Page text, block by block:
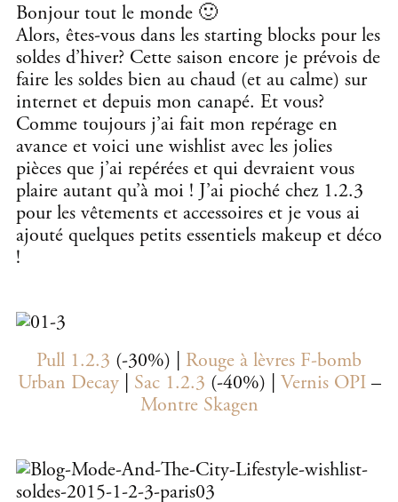
Bonjour tout le monde 🙂
Alors, êtes-vous dans les starting blocks pour les
soldes d’hiver? Cette saison encore je prévois de
faire les soldes bien au chaud (et au calme) sur
internet et depuis mon canapé. Et vous?
Comme toujours j’ai fait mon repérage en
avance et voici une wishlist avec les jolies
pièces que j’ai repérées et qui devraient vous
plaire autant qu’à moi ! J’ai pioché chez 1.2.3
pour les vêtements et accessoires et je vous ai
ajouté quelques petits essentiels makeup et déco
!
Pull 1.2.3 (-30%) | Rouge à lèvres F-bomb
Urban Decay| Sac 1.2.3 (-40%) | Vernis OPI–
Montre Skagen